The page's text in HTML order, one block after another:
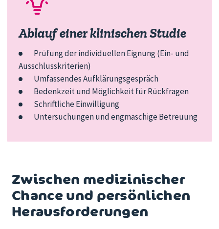
Ablauf einer klinischen Studie
Prüfung der individuellen Eignung (Ein- und
Ausschlusskriterien)
Umfassendes Aufklärungsgespräch
Bedenkzeit und Möglichkeit für Rückfragen
Schriftliche Einwilligung
Untersuchungen und engmaschige Betreuung
Zwischen medizinischer
Chance und persönlichen
Herausforderungen